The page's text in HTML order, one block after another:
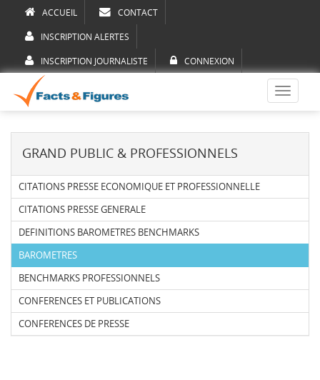
ACCUEIL CONTACT
INSCRIPTION ALERTES
INSCRIPTION JOURNALISTE CONNEXION
Toggle
GRAND PUBLIC & PROFESSIONNELS
CITATIONS PRESSE ECONOMIQUE ET PROFESSIONNELLE
CITATIONS PRESSE GENERALE
DEFINITIONS BAROMETRES BENCHMARKS
BAROMETRES
BENCHMARKS PROFESSIONNELS
CONFERENCES ET PUBLICATIONS
CONFERENCES DE PRESSE